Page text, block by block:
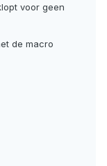
voor geen
de macro